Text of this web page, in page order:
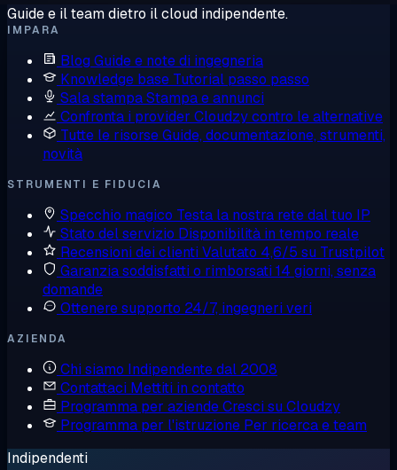
Guide e il team dietro il cloud indipendente.
IMPARA
Blog Guide e note di ingegneria
Knowledge base Tutorial passo passo
Sala stampaStampa e annunci
Confronta i provider Cloudzy contro le alternative
Tutte le risorseGuide, documentazione, strumenti,
novità
STRUMENTI E FIDUCIA
Specchio magico Testa la nostra rete dal tuo IP
Stato del servizio Disponibilità in tempo reale
Recensioni dei clienti Valutato 4,6/5 su Trustpilot
Garanzia soddisfatti o rimborsati 14 giorni, senza
domande
Ottenere supporto 24/7, ingegneri veri
AZIENDA
Chi siamo Indipendente dal 2008
Contattaci Mettiti in contatto
Programma per aziendeCresci su Cloudzy
Programma per l'istruzione Per ricerca e team
Indipendenti